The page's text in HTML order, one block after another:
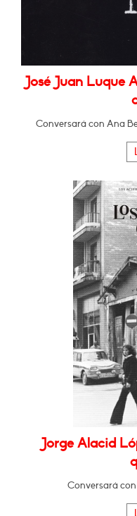
José Juan Luque
Conversará con Ana
Jorge Alacid
Conversará